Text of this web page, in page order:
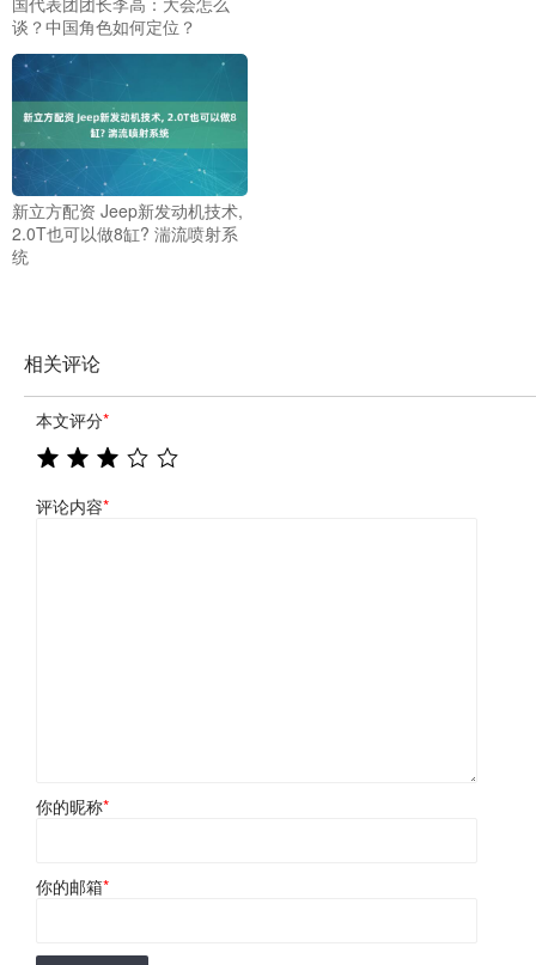
谈？中国角色如何定位？
新立方配资 Jeep新发动机技术,
2.0T也可以做8缸? 湍流喷射系
统
相关评论
本文评分*
评论内容*
你的昵称*
你的邮箱*